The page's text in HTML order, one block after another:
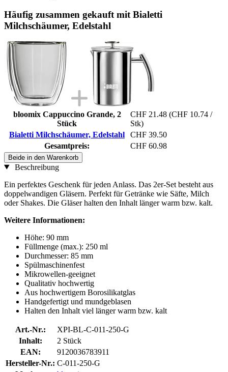
Häufig zusammen gekauft mit Bialetti
Milchschäumer, Edelstahl
bloomix Cappuccino Grande, 2
Stück
CHF 21.48 (CHF 10.74 /
Stk)
Bialetti Milchschäumer, Edelstahl
CHF 39.50
Gesamtpreis:
CHF 60.98
Beide in den Warenkorb
Beschreibung
Ein perfektes Geschenk für jeden Anlass. Das 2er-Set besteht aus
doppelwandigen Gläsern. Perfekt für Getränke wie Säfte, Milch
oder Shakes. Die Gläser halten den Inhalt länger warm bzw. kalt.
Weitere Informationen:
Höhe: 90 mm
Füllmenge (max.): 250 ml
Durchmesser: 85 mm
Spülmaschinenfest
Mikrowellen-geeignet
Qualitativ hochwertig
Aus hochwertigem Borosilikatglas
Handgefertigt und mundgeblasen
Halten den Inhalt viel länger warm bzw. kalt
Art.-Nr.:
XPI-BL-C-011-250-G
Inhalt:
2 Stück
EAN:
9120036783911
Hersteller-Nr.: C-011-250-G